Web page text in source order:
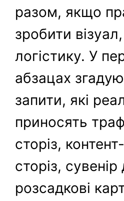
разом, якщо
зробити візуал,
логістику. У
абзацах
запити, які
приносять
сторіз,
сторіз,
розсадкові